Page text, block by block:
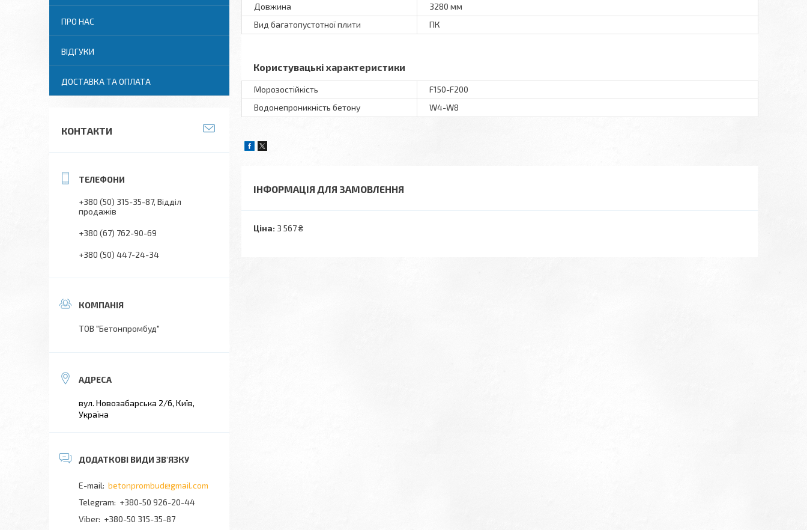
Довжина
3280 мм
Вид багатопустотної плити
ПК
Користувацькi характеристики
Морозостійкість
F150-F200
Водонепроникність бетону
W4-W8
ІНФОРМАЦІЯ ДЛЯ ЗАМОВЛЕННЯ
Ціна: 3 567 ₴
ПРО НАС
ВІДГУКИ
ДОСТАВКА ТА ОПЛАТА
КОНТАКТИ
+380 (50) 315-35-87 Відділ
продажів
+380 (67) 762-90-69
+380 (50) 447-24-34
ТОВ "Бетонпромбуд"
вул. Новозабарська 2/6, Київ,
Україна
betonprombud@gmail.com
+380-50 926-20-44
+380-50 315-35-87